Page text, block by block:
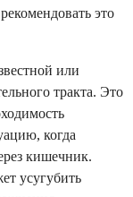
это
или
тракта. Это
когда
кишечник.
усугубить